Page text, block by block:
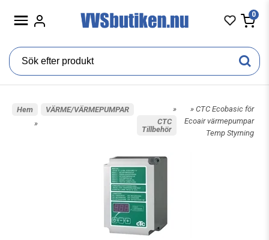
0
Hem
»
VÄRME/VÄRMEPUMPAR
»
CTC
Tillbehör
» CTC Ecobasic för
Ecoair värmepumpar
Temp Styrning